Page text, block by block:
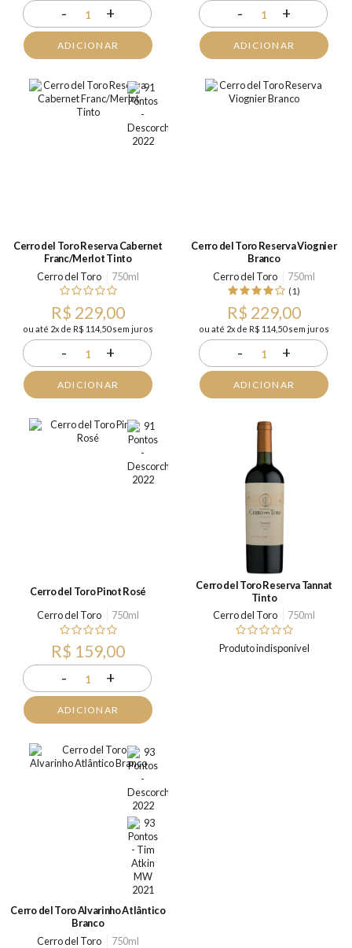
- 1 +
ADICIONAR
- 1 +
ADICIONAR
Cerro del Toro Reserva Cabernet
Franc/Merlot Tinto
Cerro del Toro
750ml
R$ 229,00
ou até 2x de R$ 114,50 sem juros
- 1 +
ADICIONAR
Cerro del Toro Reserva Viognier
Branco
Cerro del Toro
750ml
(1)
R$ 229,00
ou até 2x de R$ 114,50 sem juros
- 1 +
ADICIONAR
Cerro del Toro Pinot Rosé
Cerro del Toro
750ml
R$ 159,00
- 1 +
ADICIONAR
Cerro del Toro Reserva Tannat
Tinto
Cerro del Toro
750ml
Produto indisponível
Cerro del Toro Alvarinho Atlântico
Branco
Cerro del Toro
750ml